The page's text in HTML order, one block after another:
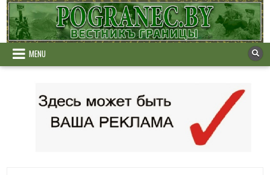
Skip
to
content
MENU